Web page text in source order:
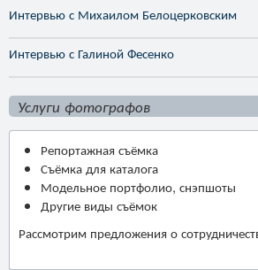
Интервью с Михаилом Белоцерковским
Интервью с Галиной Фесенко
Услуги фотографов
Репортажная съёмка
Съёмка для каталога
Модельное портфолио, снэпшоты
Другие виды съёмок
Рассмотрим предложения о